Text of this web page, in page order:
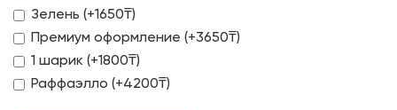
Зелень (+1650₸)
Премиум оформление (+3650₸)
1 шарик (+1800₸)
Раффаэлло (+4200₸)